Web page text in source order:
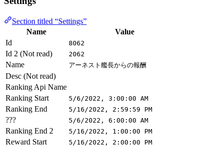
Section titled “Settings”
Name
Value
Id
8062
Id 2 (Not read) 2062
Name アーネスト艦長からの報酬
Desc (Not read)
Ranking Api Name
Ranking Start
5/6/2022, 3:00:00 AM
Ranking End 5/16/2022, 2:59:59 PM
??? 5/6/2022, 6:00:00 AM
Ranking End 2 5/16/2022, 1:00:00 PM
Reward Start 5/16/2022, 2:00:00 PM